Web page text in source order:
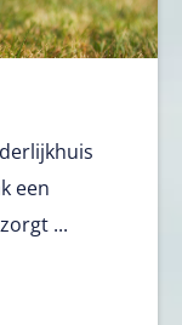
een
...